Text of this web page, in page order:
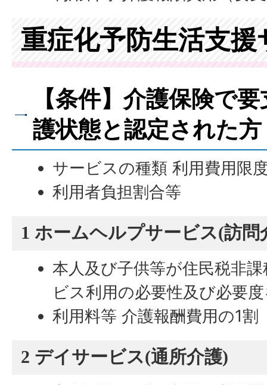
重症化予防生活支援
【条件】介護保険で
護状態と認定された方
サービスの種類 利用費用限
利用者負担割合等
1 ホームヘルプサービス(訪問
本人及び子供等が住民税非
ビス利用の必要性及び必要
利用料等 介護報酬費用の1割
2 デイサービス(通所介護)